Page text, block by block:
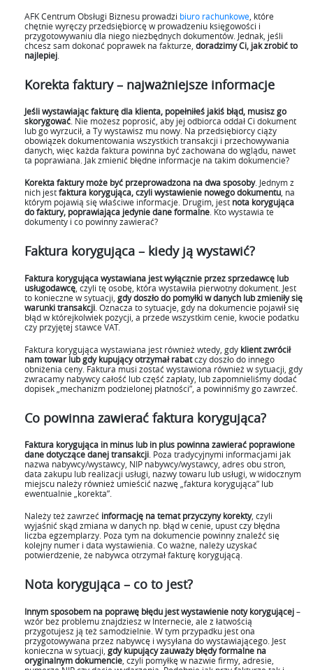
AFK Centrum Obsługi Biznesu prowadzi biuro rachunkowe , które
chętnie wyręczy przedsiębiorcę w prowadzeniu księgowości i
przygotowywaniu dla niego niezbędnych dokumentów. Jednak, jeśli
chcesz sam dokonać poprawek na fakturze, doradzimy Ci, jak zrobić to
najlepiej
Korekta faktury – najważniejsze informacje
Jeśli wystawiając fakturę dla klienta, popełniłeś jakiś błąd, musisz go
skorygować. Nie możesz poprosić, aby jej odbiorca oddał Ci dokument
lub go wyrzucił, a Ty wystawisz mu nowy. Na przedsiębiorcy ciąży
obowiązek dokumentowania wszystkich transakcji i przechowywania
danych, więc każda faktura powinna być zachowana do wglądu, nawet
ta poprawiana. Jak zmienić błędne informacje na takim dokumencie?
Korekta faktury może być przeprowadzona na dwa sposoby. Jednym z
nich jestfaktura korygująca, czyli wystawienie nowego dokumentu, na
którym pojawią się właściwe informacje. Drugim, jest nota korygująca
do faktury, poprawiająca jedynie dane formalne. Kto wystawia te
dokumenty i co powinny zawierać?
Faktura korygująca – kiedy ją wystawić?
Faktura korygująca wystawiana jest wyłącznie przez sprzedawcę lub
usługodawcę , czyli tę osobę, która wystawiła pierwotny dokument. Jest
to konieczne w sytuacji, gdy doszło do pomyłki w danych lub zmieniły się
warunki transakcji . Oznacza to sytuacje, gdy na dokumencie pojawił się
błąd w którejkolwiek pozycji, a przede wszystkim cenie, kwocie podatku
czy przyjętej stawce VAT.
Faktura korygująca wystawiana jest również wtedy, gdy klient zwrócił
nam towar lub gdy kupujący otrzymał rabatczy doszło do innego
obniżenia ceny. Faktura musi zostać wystawiona również w sytuacji, gdy
zwracamy nabywcy całość lub część zapłaty, lub zapomnieliśmy dodać
dopisek „mechanizm podzielonej płatności”, a powinniśmy go zawrzeć.
Co powinna zawierać faktura korygująca?
Faktura korygująca in minus lub in plus powinna zawierać poprawione
dane dotyczące danej transakcji . Poza tradycyjnymi informacjami jak
nazwa nabywcy/wystawcy, NIP nabywcy/wystawcy, adres obu stron,
data zakupu lub realizacji usługi, nazwy towaru lub usługi, w widocznym
miejscu należy również umieścić nazwę „faktura korygująca” lub
ewentualnie „korekta”.
Należy też zawrzeć informację na temat przyczyny korekty, czyli
wyjaśnić skąd zmiana w danych np. błąd w cenie, upust czy błędna
liczba egzemplarzy. Poza tym na dokumencie powinny znaleźć się
kolejny numer i data wystawienia. Co ważne, należy uzyskać
potwierdzenie, że nabywca otrzymał fakturę korygującą.
Nota korygująca – co to jest?
Innym sposobem na poprawę błędu jest wystawienie noty korygującej–
wzór bez problemu znajdziesz w Internecie, ale z łatwością
przygotujesz ją też samodzielnie. W tym przypadku jest ona
przygotowywana przez nabywcę i wysyłana do wystawiającego. Jest
konieczna w sytuacji, gdy kupujący zauważy błędy formalne na
oryginalnym dokumencie , czyli pomyłkę w nazwie firmy, adresie,